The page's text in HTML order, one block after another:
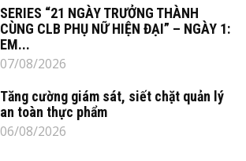
SERIES “21 NGÀY TRƯỞNG THÀNH
CÙNG CLB PHỤ NỮ HIỆN ĐẠI” – NGÀY 1:
EM...
07/08/2026
Tăng cường giám sát, siết chặt quản lý
an toàn thực phẩm
06/08/2026